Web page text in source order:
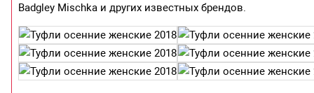
Badgley Mischka и других известных брендов.